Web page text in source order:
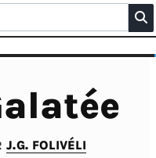
J.G. FOLIVÉLI